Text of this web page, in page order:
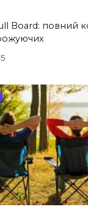
Board: повний